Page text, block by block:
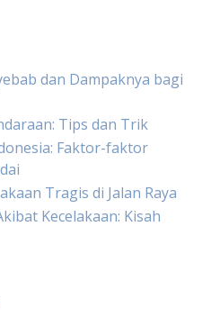
dan Dampaknya bagi
Tips dan Trik
Faktor-faktor
Tragis di Jalan Raya
Kecelakaan: Kisah